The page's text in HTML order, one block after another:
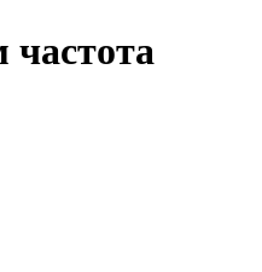
частота